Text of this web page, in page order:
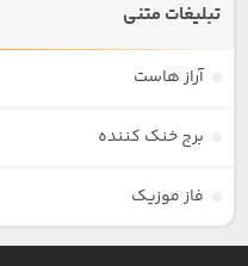
تبلیغات متنی
آراز هاست
برج خنک کننده
فاز موزیک